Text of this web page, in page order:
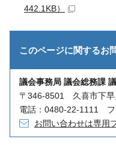
442.1KB）
このページに関するお
議会事務局 議会総務課
〒346-8501 久喜市下早
電話：0480-22-1111 フ
お問い合わせは専用